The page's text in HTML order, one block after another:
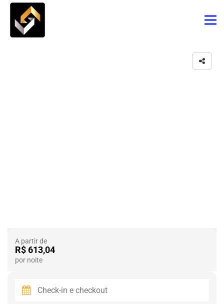
A partir de
R$ 613,04
por noite